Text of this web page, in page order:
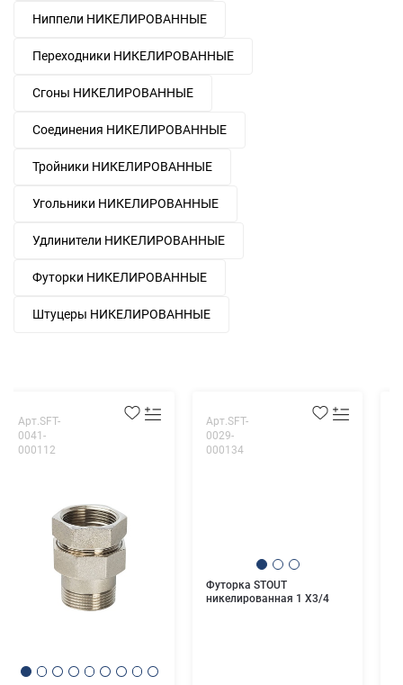
Ниппели НИКЕЛИРОВАННЫЕ
Переходники НИКЕЛИРОВАННЫЕ
Сгоны НИКЕЛИРОВАННЫЕ
Соединения НИКЕЛИРОВАННЫЕ
Тройники НИКЕЛИРОВАННЫЕ
Угольники НИКЕЛИРОВАННЫЕ
Удлинители НИКЕЛИРОВАННЫЕ
Футорки НИКЕЛИРОВАННЫЕ
Штуцеры НИКЕЛИРОВАННЫЕ
Арт.SFT-
0041-
000112
Арт.SFT-
0029-
000134
Футорка STOUT
никелированная 1 X3/4